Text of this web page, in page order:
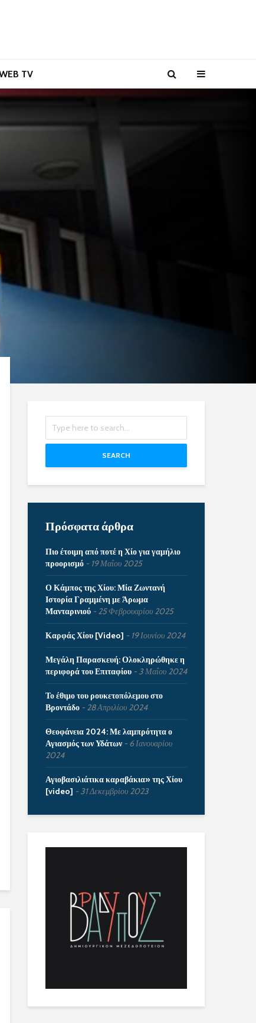
TV
SEARCH
Πρόσφατα άρθρα
Πιο έτοιμη από ποτέ η Χίο για γαμήλιο
προορισμό
19 Μαΐου 2025
Ο Κάμπος της Χίου: Μία Ζωντανή
Ιστορία Γραμμένη με Άρωμα
Μανταρινιού
25 Φεβρουαρίου 2025
Καρφάς Χίου [Video] 19 Ιουνίου 2024
Μεγάλη Παρασκευή: Ολοκληρώθηκε η
περιφορά του Επιταφίου
3 Μαΐου 2024
Το έθιμο του ρουκετοπόλεμου στο
Βροντάδο
28 Απριλίου 2024
Θεοφάνεια 2024: Με λαμπρότητα ο
Αγιασμός των Υδάτων
6 Ιανουαρίου
2024
Αγιοβασιλιάτικα καραβάκια» της Χίου
[video]
31 Δεκεμβρίου 2023